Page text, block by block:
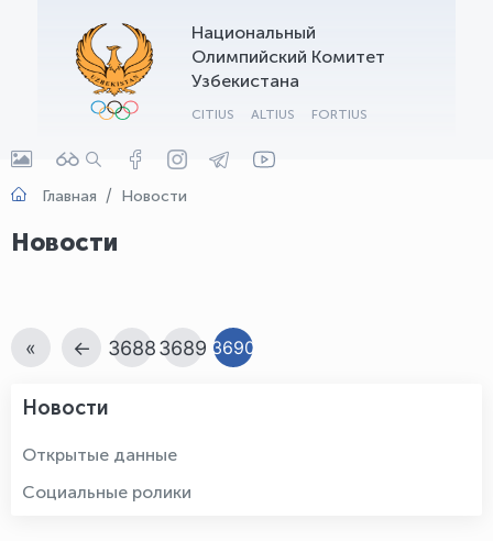
Национальный
Олимпийский Комитет
Узбекистана
CITIUS ALTIUS FORTIUS
Главная Новости
Новости
« ← 36883689 3690
Новости
Открытые данные
Социальные ролики
OLYMPCHIK AI - yordamchi
Онлайн · olympic.uz